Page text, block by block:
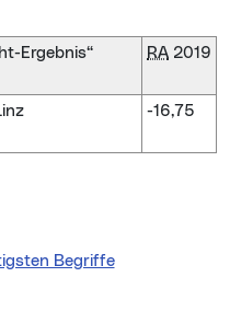
Ergebnis“
RA 2019
-16,75
Begriffe